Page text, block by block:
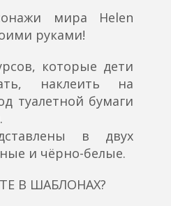
мира Helen
руками!
которые дети
наклеить на
туалетной бумаги
в двух
и чёрно-белые.
В ШАБЛОНАХ?